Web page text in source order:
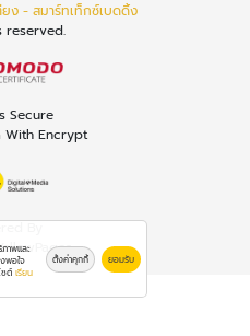
ยง - สมาร์ทเท็กซ์เบดดิ้ง
reserved.
Secure
With Encrypt
By
ภาพและ
พอใจ
ซต์ เรียน
ตั้งค่าคุกกี้ ยอมรับ